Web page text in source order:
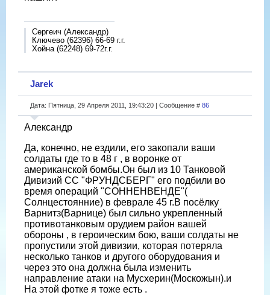
Сергеич (Александр)
Ключево (62396) 66-69 г.г.
Хойна (62248) 69-72г.г.
Jarek
Дата: Пятница, 29 Апреля 2011, 19:43:20 | Сообщение # 86
Александр
Да, конечно, не ездили, его закопали ваши
солдаты где то в 48 г , в воронке от
американской бомбы.Он был из 10 Танковой
Дивизий СС "ФРУНДСБЕРГ" его подбили во
время операций "СОННЕНВЕНДЕ"(
Солнцестоянние) в феврале 45 г.В посёлку
Варнитз(Варнице) был сильно укрепленный
противотанковым орудием район вашей
обороны , в героическим бою, ваши солдаты не
пропустили этой дивизии, которая потеряла
несколько танков и другого оборудования и
через это она должна была изменить
направление атаки на Мусхерин(Москожын).и
На этой фотке я тоже есть .